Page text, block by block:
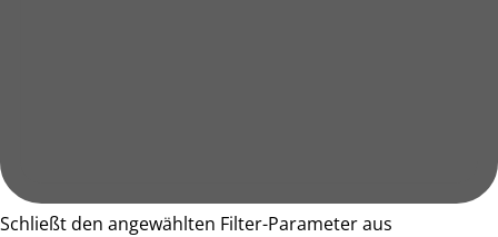
Schließt den angewählten Filter-Parameter aus